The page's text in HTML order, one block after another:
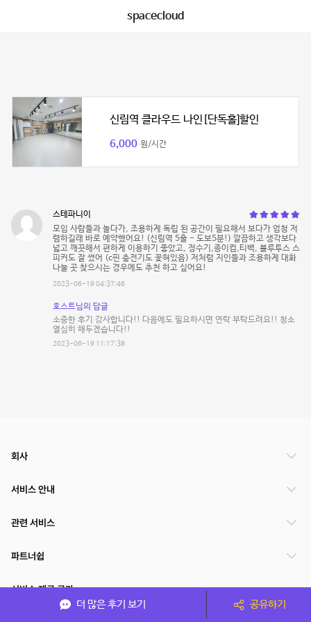
spacecloud
신림역 클라우드 나인[단독홀]할인
6,000 원/시간
스테파니이
모임 사람들과 놀다가, 조용하게 독립 된 공간이 필요해서 보다가 엄청 저
렴하길래 바로 예약했어요! (신림역 5출 - 도보5분!) 깔끔하고 생각보다
넓고 깨끗해서 편하게 이용하기 좋았고, 정수기,종이컵,티백, 블루투스 스
피커도 잘 썼어 (c핀 충전기도 꽃혀있음) 저처럼 지인들과 조용하게 대화
나눌 곳 찾으시는 경우에도 추천 하고 싶어요!
2023-06-19 04:37:46
호스트님의 답글
소중한 후기 감사합니다!! 다음에도 필요하시면 연락 부탁드려요!! 청소
열심히 해두겠습니다!!
2023-06-19 11:17:38
더 많은 후기 보기 공유하기
회사
서비스 안내
관련 서비스
파트너쉽
서비스 제공 국가